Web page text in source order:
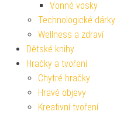
Vonné vosky
Technologické dárky
Wellness a zdraví
Dětské knihy
Hračky a tvoření
Chytré hračky
Hravé objevy
Kreativní tvoření